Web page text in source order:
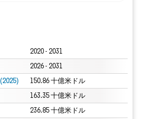
2020 - 2031
2026 - 2031
150.86 十億米ドル
163.35 十億米ドル
236.85 十億米ドル